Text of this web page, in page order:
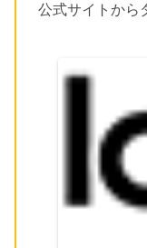
公式サイトから